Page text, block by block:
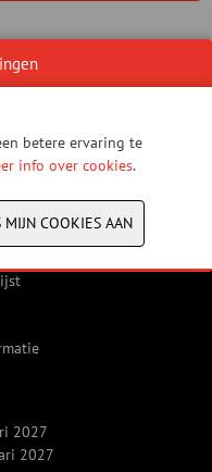
2027
2027
betere ervaring te
info over cookies.